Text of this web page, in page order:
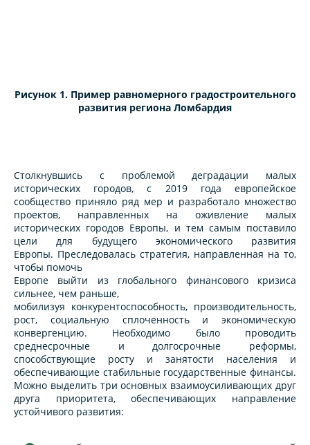
Рисунок 1. Пример равномерного градостроительного
развития региона Ломбардия
Столкнувшись с проблемой деградации малых
исторических городов, с 2019 года европейское
сообщество приняло ряд мер и разработало множество
проектов, направленных на оживление малых
исторических городов Европы, и тем самым поставило
цели для будущего экономического развития
Европы. Преследовалась стратегия, направленная на то,
чтобы помочь
Европе выйти из глобального финансового кризиса
сильнее, чем раньше,
мобилизуя конкурентоспособность, производительность,
рост, социальную сплоченность и экономическую
конвергенцию. Необходимо было проводить
среднесрочные и долгосрочные реформы,
способствующие росту и занятости населения и
обеспечивающие стабильные государственные финансы.
Можно выделить три основных взаимоусиливающих друг
друга приоритета, обеспечивающих направление
устойчивого развития: